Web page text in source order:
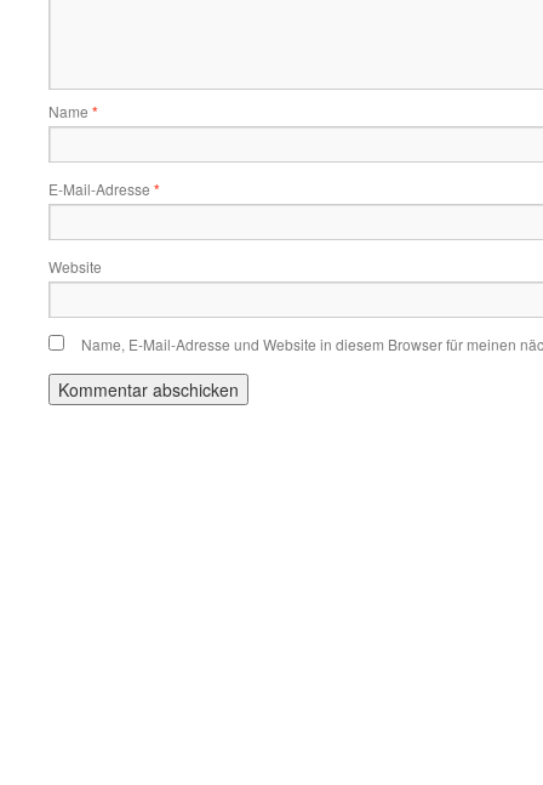
Name *
E-Mail-Adresse *
Website
Name, E-Mail-Adresse und Website in diesem Browser für meinen